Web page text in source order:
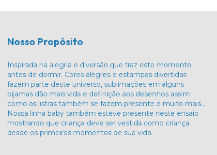
Nosso Propósito
Inspirada na alegria e diversão que traz este momento
antes de dormir. Cores alegres e estampas divertidas
fazem parte deste universo, sublimações em alguns
pijamas dão mais vida e definição aos desenhos assim
como as listras também se fazem presente e muito mais…
Nossa linha baby também esteve presente neste ensaio
mostrando que criança deve ser vestida como criança
desde os primeiros momentos de sua vida.